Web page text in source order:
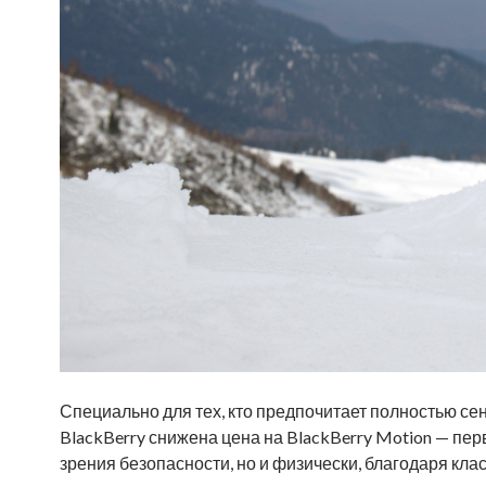
Специально для тех, кто предпочитает полностью
BlackBerry снижена цена на BlackBerry Motion —
зрения безопасности, но и физически, благодаря